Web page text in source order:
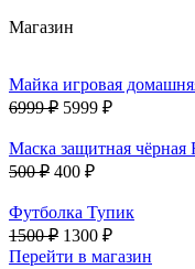
Магазин
Майка игровая
6999 ₽ 5999 ₽
Маска защитная чёрная
500 ₽ 400 ₽
Футболка Тупик
1500 ₽ 1300 ₽
Перейти в магазин